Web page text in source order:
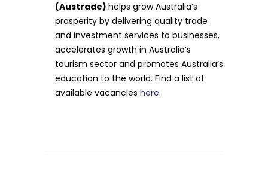
(Austrade)helps grow Australia’s
prosperity by delivering quality trade
and investment services to businesses,
accelerates growth in Australia’s
tourism sector and promotes Australia’s
education to the world. Find a list of
available vacancies here.